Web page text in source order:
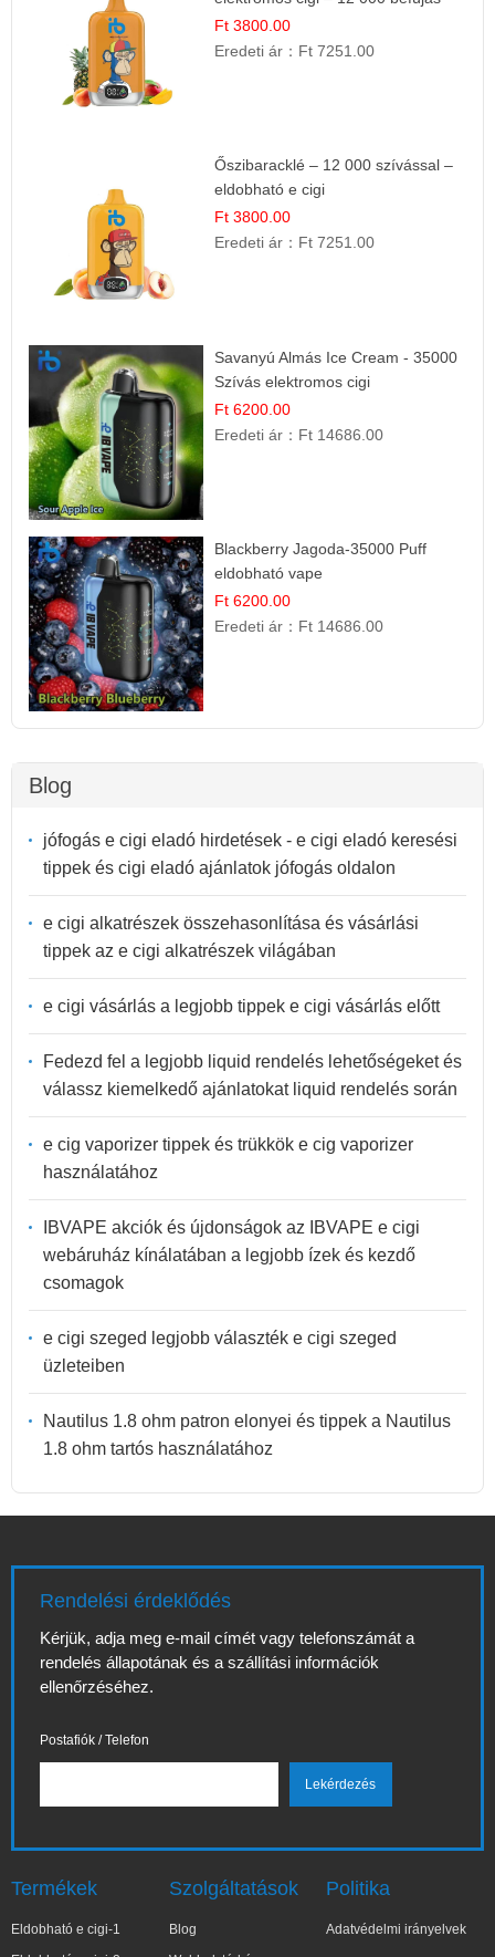
Ft 3800.00
Eredeti ár： Ft 7251.00
Őszibaracklé – 12 000 szívással –
eldobható e cigi
Ft 3800.00
Eredeti ár： Ft 7251.00
Savanyú Almás Ice Cream - 35000
Szívás elektromos cigi
Ft 6200.00
Eredeti ár： Ft 14686.00
Blackberry Jagoda-35000 Puff
eldobható vape
Ft 6200.00
Eredeti ár： Ft 14686.00
Blog
jófogás e cigi eladó hirdetések - e cigi eladó keresési
tippek és cigi eladó ajánlatok jófogás oldalon
e cigi alkatrészek összehasonlítása és vásárlási
tippek az e cigi alkatrészek világában
e cigi vásárlás a legjobb tippek e cigi vásárlás előtt
Fedezd fel a legjobb liquid rendelés lehetőségeket és
válassz kiemelkedő ajánlatokat liquid rendelés során
e cig vaporizer tippek és trükkök e cig vaporizer
használatához
IBVAPE akciók és újdonságok az IBVAPE e cigi
webáruház kínálatában a legjobb ízek és kezdő
csomagok
e cigi szeged legjobb választék e cigi szeged
üzleteiben
Nautilus 1.8 ohm patron elonyei és tippek a Nautilus
1.8 ohm tartós használatához
Rendelési érdeklődés
Kérjük, adja meg e-mail címét vagy telefonszámát a
rendelés állapotának és a szállítási információk
ellenőrzéséhez.
Postafiók / Telefon
Termékek
Eldobható e cigi-1
Szolgáltatások
Blog
Politika
Adatvédelmi irányelvek